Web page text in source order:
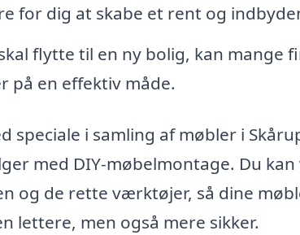
for dig at skabe et rent og
flytte til en ny bolig, kan mange
på en effektiv måde.
i samling af møbler i
med DIY-møbelmontage. Du
og de rette værktøjer, så dine
lettere, men også mere sikker.